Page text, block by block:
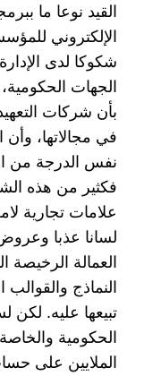
القيد نوعا ما
الإلكتروني
شكوكا لدى
الجهات
بأن شركات
في مجالاتها،
نفس الدرجة من
فكثير من هذه
علامات تجارية
لسانا عذبا
العمالة
النماذج
تبيعها عليه.
الحكومية
الملايين على